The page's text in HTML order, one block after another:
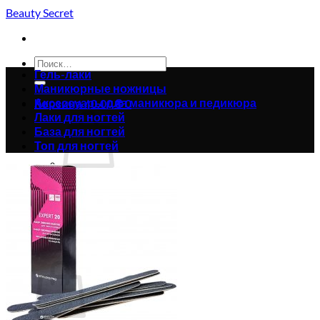
Skip
content
Beauty Secret
Искать:
Корзина /0.00₴0
Корзина пуста.
Вернуться в магазин
0
Корзина
Гель-лаки
Маникюрные ножницы
Аксессуары для маникюра и педикюра
Лаки для ногтей
База для ногтей
Топ для ногтей